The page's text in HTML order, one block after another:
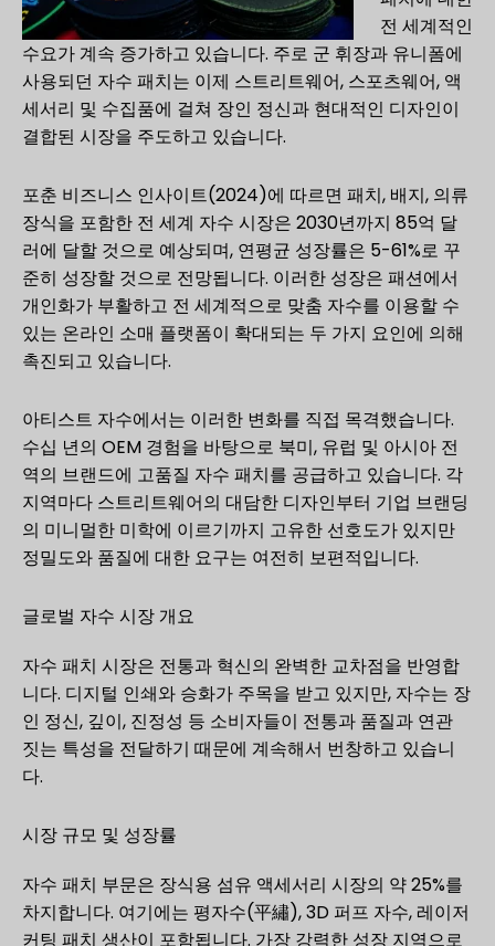
전 세계적인
수요가 계속 증가하고 있습니다. 주로 군 휘장과 유니폼에
사용되던 자수 패치는 이제 스트리트웨어, 스포츠웨어, 액
세서리 및 수집품에 걸쳐 장인 정신과 현대적인 디자인이
결합된 시장을 주도하고 있습니다.
포춘 비즈니스 인사이트(2024)에 따르면 패치, 배지, 의류
장식을 포함한 전 세계 자수 시장은 2030년까지 85억 달
러에 달할 것으로 예상되며, 연평균 성장률은 5-61%로 꾸
준히 성장할 것으로 전망됩니다. 이러한 성장은 패션에서
개인화가 부활하고 전 세계적으로 맞춤 자수를 이용할 수
있는 온라인 소매 플랫폼이 확대되는 두 가지 요인에 의해
촉진되고 있습니다.
아티스트 자수에서는 이러한 변화를 직접 목격했습니다.
수십 년의 OEM 경험을 바탕으로 북미, 유럽 및 아시아 전
역의 브랜드에 고품질 자수 패치를 공급하고 있습니다. 각
지역마다 스트리트웨어의 대담한 디자인부터 기업 브랜딩
의 미니멀한 미학에 이르기까지 고유한 선호도가 있지만
정밀도와 품질에 대한 요구는 여전히 보편적입니다.
글로벌 자수 시장 개요
자수 패치 시장은 전통과 혁신의 완벽한 교차점을 반영합
니다. 디지털 인쇄와 승화가 주목을 받고 있지만, 자수는 장
인 정신, 깊이, 진정성 등 소비자들이 전통과 품질과 연관
짓는 특성을 전달하기 때문에 계속해서 번창하고 있습니
다.
시장 규모 및 성장률
자수 패치 부문은 장식용 섬유 액세서리 시장의 약 25%를
차지합니다. 여기에는 평자수(平繡), 3D 퍼프 자수, 레이저
커팅 패치 생산이 포함됩니다. 가장 강력한 성장 지역으로